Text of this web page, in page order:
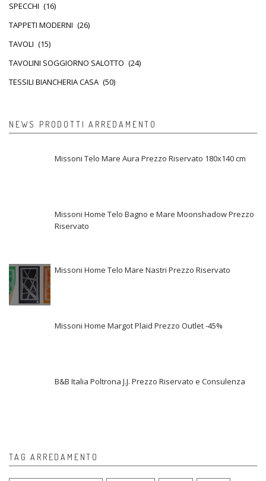
SPECCHI (16)
TAPPETI MODERNI (26)
TAVOLI (15)
TAVOLINI SOGGIORNO SALOTTO (24)
TESSILI BIANCHERIA CASA (50)
NEWS PRODOTTI ARREDAMENTO
Missoni Telo Mare Aura Prezzo Riservato 180x140 cm
Missoni Home Telo Bagno e Mare Moonshadow Prezzo
Riservato
Missoni Home Telo Mare Nastri Prezzo Riservato
Missoni Home Margot Plaid Prezzo Outlet -45%
B&B Italia Poltrona J.J. Prezzo Riservato e Consulenza
TAG ARREDAMENTO